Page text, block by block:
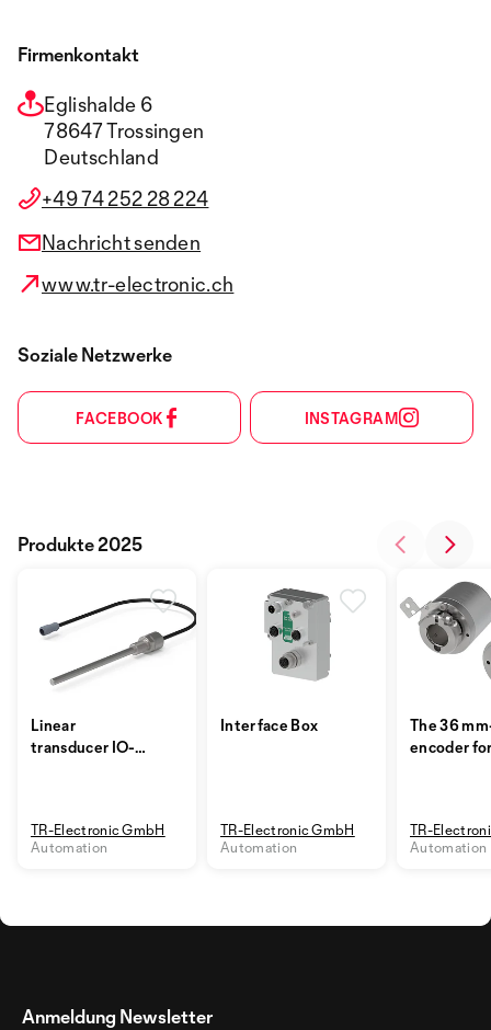
Firmenkontakt
Eglishalde 6
78647 Trossingen
Deutschland
+49 74 252 28 224
Nachricht senden
www.tr-electronic.ch
Soziale Netzwerke
FACEBOOK INSTAGRAM
Linear
transducer IO-
TR-Electronic GmbH
Automation
Interface Box
TR-Electronic GmbH
Automation
The 36
encoder
TR-
Automation
Produkte 2025
Anmeldung Newsletter